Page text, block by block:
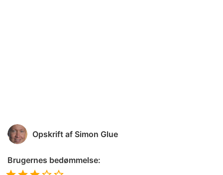
Opskrift af Simon Glue
Brugernes bedømmelse: